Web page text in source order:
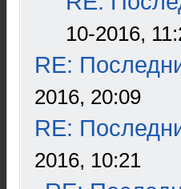
10-2016,
RE:
2016, 20:09
RE:
2016, 10:21